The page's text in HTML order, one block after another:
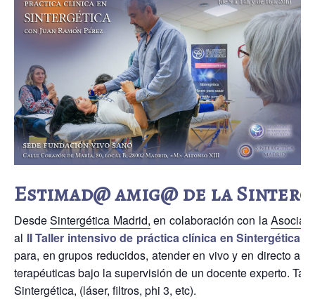
Estimad@ amig@ de la
DesdeSintergética Madrid, en colaboración con la
al II Taller intensivo de práctica clínica en Sintergética,
para, en grupos reducidos, atender en vivo y en directo a
terapéuticas bajo la supervisión de un docente experto.
Sintergética, (láser, filtros, phi 3, etc).